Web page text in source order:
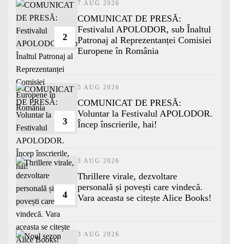
2
7 AUG 2026
COMUNICAT DE PRESĂ:
Festivalul APOLODOR, sub Înaltul
Patronaj al Reprezentanței Comisiei
Europene în România
3
5 AUG 2026
COMUNICAT DE PRESĂ:
Voluntar la Festivalul APOLODOR.
Încep înscrierile, hai!
4
3 AUG 2026
Thrillere virale, dezvoltare
personală și povești care vindecă.
Vara aceasta se citește Alice Books!
3 AUG 2026